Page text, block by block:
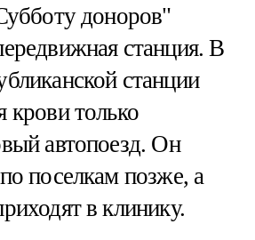
доноров"
станция. В
станции
крови только
автопоезд. Он
поселкам позже, а
в клинику.